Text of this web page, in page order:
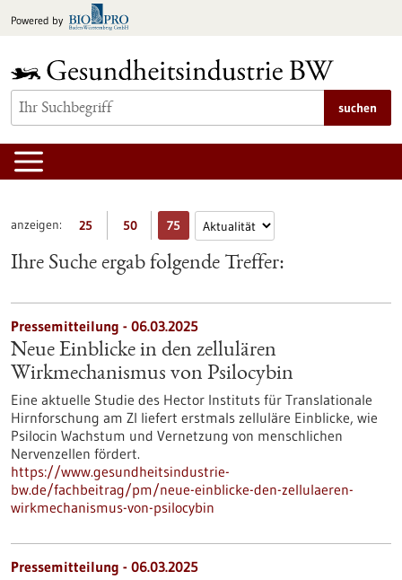
Inhalt
Powered by
suchen
anzeigen: 25 50 75
Ihre Suche ergab folgende Treffer:
Pressemitteilung - 06.03.2025
Neue Einblicke in den zellulären
Wirkmechanismus von Psilocybin
Eine aktuelle Studie des Hector Instituts für Translationale
Hirnforschung am ZI liefert erstmals zelluläre Einblicke, wie
Psilocin Wachstum und Vernetzung von menschlichen
Nervenzellen fördert.
https://www.gesundheitsindustrie-
bw.de/fachbeitrag/pm/neue-einblicke-den-zellulaeren-
wirkmechanismus-von-psilocybin
Pressemitteilung - 06.03.2025